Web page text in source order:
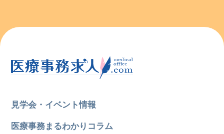
見学会・イベント情報
医療事務まるわかりコラム